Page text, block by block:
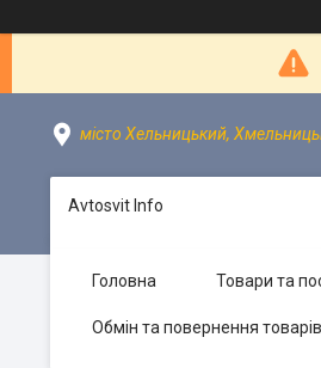
місто Хельницький,
Avtosvit Info
Головна Товари та
Обмін та повернення товарів